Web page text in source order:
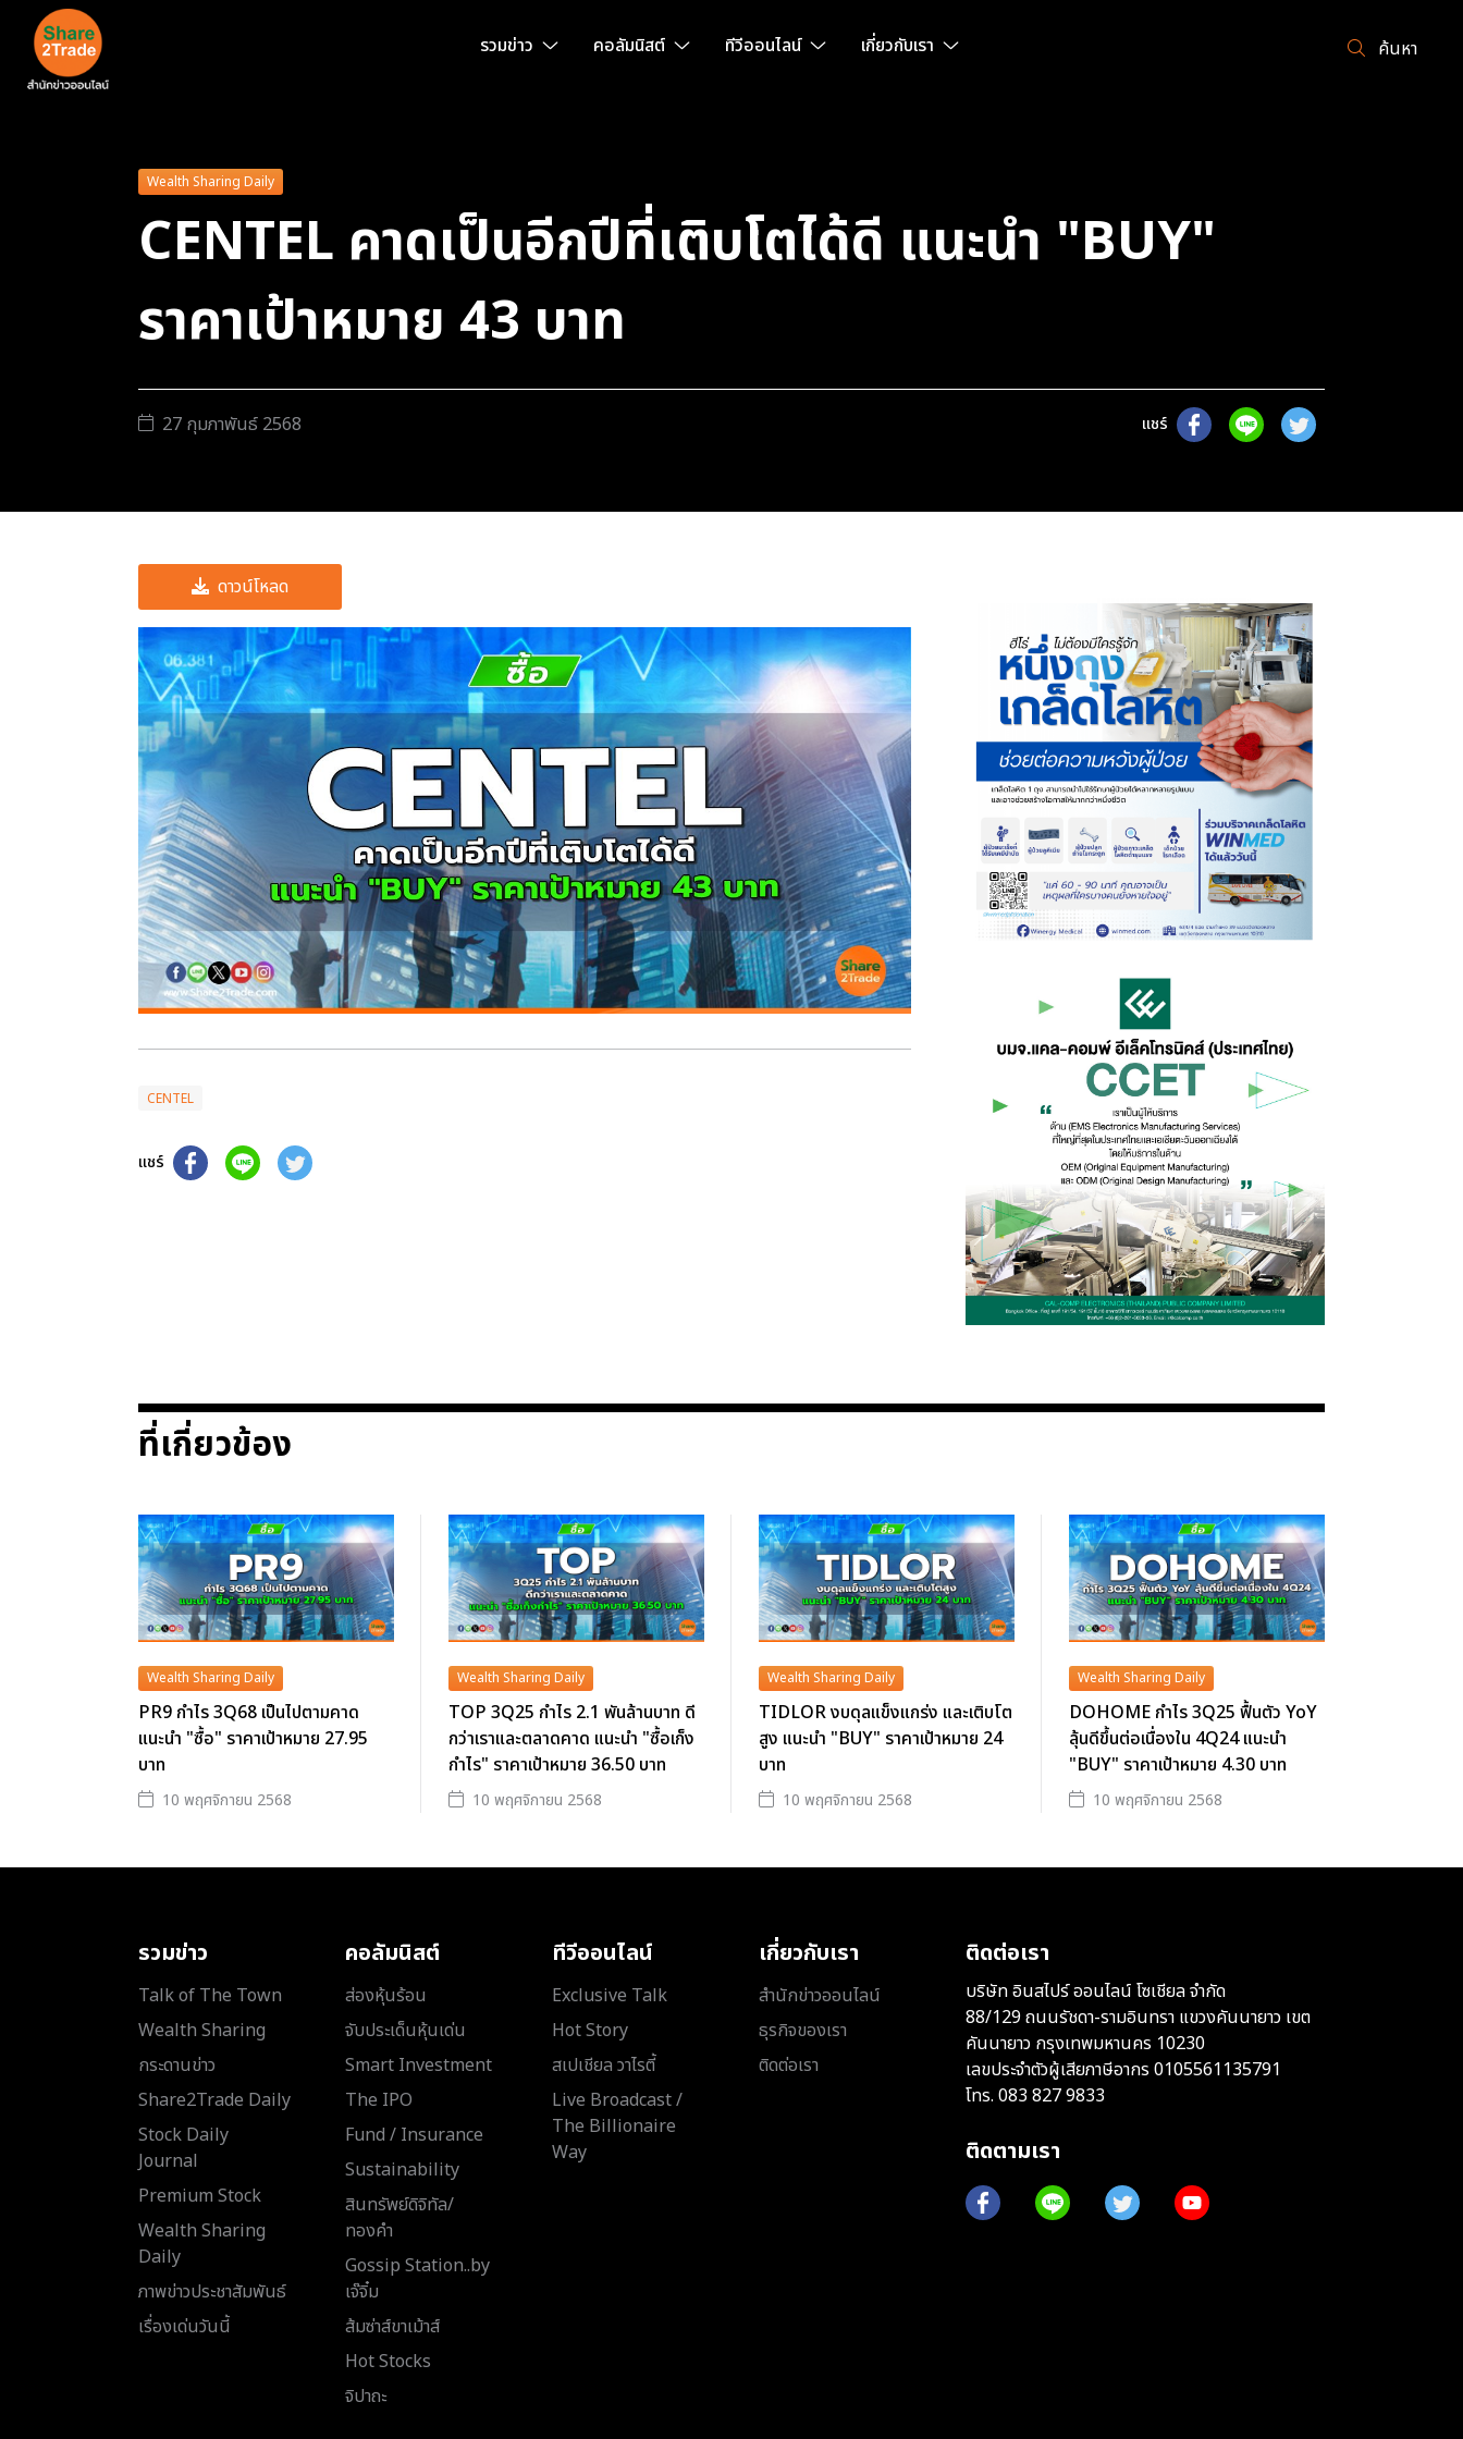
รวมข่าว คอลัมนิสต์ ทีวีออนไลน์ เกี่ยวกับเรา ค้นหา
Wealth Sharing Daily
CENTEL คาดเป็นอีกปีที่เติบโตได้ดี แนะนำ "BUY"
ราคาเป้าหมาย 43 บาท
27 กุมภาพันธ์ 2568 แชร์
ดาวน์โหลด
CENTEL
แชร์
ที่เกี่ยวข้อง
Wealth Sharing Daily
PR9 กำไร 3Q68 เป็นไปตามคาด
แนะนำ "ซื้อ" ราคาเป้าหมาย 27.95
บาท
10 พฤศจิกายน 2568
Wealth Sharing Daily
TOP 3Q25 กำไร 2.1 พันล้านบาท ดี
กว่าเราและตลาดคาด แนะนำ "ซื้อเก็ง
กำไร" ราคาเป้าหมาย 36.50 บาท
10 พฤศจิกายน 2568
Wealth Sharing Daily
TIDLOR งบดุลแข็งแกร่ง และเติบโต
สูง แนะนำ "BUY" ราคาเป้าหมาย 24
บาท
10 พฤศจิกายน 2568
Wealth Sharing Daily
DOHOME กำไร 3Q25 ฟื้นตัว YoY
ลุ้นดีขึ้นต่อเนื่องใน 4Q24 แนะนำ
"BUY" ราคาเป้าหมาย 4.30 บาท
10 พฤศจิกายน 2568
รวมข่าว
Talk of The Town
Wealth Sharing
กระดานข่าว
Share2Trade Daily
Stock Daily
Journal
Premium Stock
Wealth Sharing
Daily
ภาพข่าวประชาสัมพันธ์
เรื่องเด่นวันนี้
คอลัมนิสต์
ส่องหุ้นร้อน
จับประเด็นหุ้นเด่น
Smart Investment
The IPO
Fund / Insurance
Sustainability
สินทรัพย์ดิจิทัล/
ทองคำ
Gossip Station..by
เจ๊จิ๋ม
ส้มซ่าส์ขาเม้าส์
Hot Stocks
จิปาถะ
ทีวีออนไลน์
Exclusive Talk
Hot Story
สเปเชียล วาไรตี้
Live Broadcast /
The Billionaire
Way
เกี่ยวกับเรา
สำนักข่าวออนไลน์
ธุรกิจของเรา
ติดต่อเรา
ติดต่อเรา
บริษัท อินสไปร์ ออนไลน์ โซเชียล จำกัด
88/129 ถนนรัชดา-รามอินทรา แขวงคันนายาว เขต
คันนายาว กรุงเทพมหานคร 10230
เลขประจำตัวผู้เสียภาษีอากร 0105561135791
โทร. 083 827 9833
ติดตามเรา